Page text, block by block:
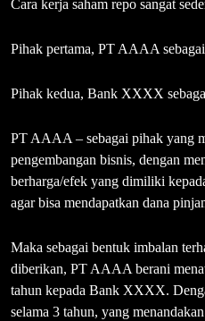
Cara kerja saham repo sangat
Pihak pertama, PT AAAA
Pihak kedua, Bank XXXX
PT AAAA – sebagai pihak yang
pengembangan bisnis, dengan
berharga/efek yang dimiliki
agar bisa mendapatkan dana
Maka sebagai bentuk imbalan
diberikan, PT AAAA berani
tahun kepada Bank XXXX.
selama 3 tahun, yang